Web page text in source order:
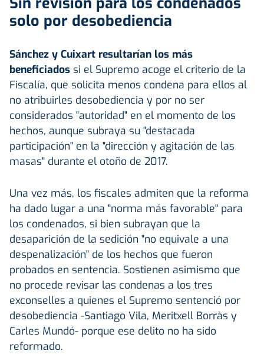
solo por desobediencia
Sánchez y Cuixart resultarían los más
beneficiados si el Supremo acoge el criterio de la
Fiscalía, que solicita menos condena para ellos al
no atribuirles desobediencia y por no ser
considerados "autoridad" en el momento de los
hechos, aunque subraya su "destacada
participación" en la "dirección y agitación de las
masas" durante el otoño de 2017.
Una vez más, los fiscales admiten que la reforma
ha dado lugar a una "norma más favorable" para
los condenados, si bien subrayan que la
desaparición de la sedición "no equivale a una
despenalización" de los hechos que fueron
probados en sentencia. Sostienen asimismo que
no procede revisar las condenas a los tres
exconselles a quienes el Supremo sentenció por
desobediencia -Santiago Vila, Meritxell Borràs y
Carles Mundó- porque ese delito no ha sido
reformado.